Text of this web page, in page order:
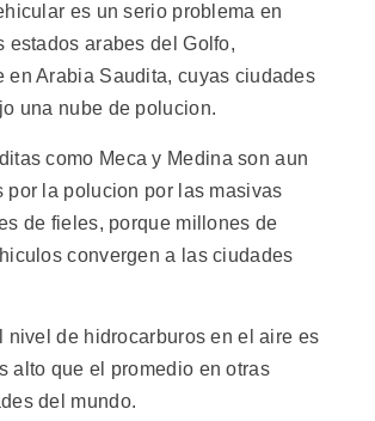
es un serio problema en
estados arabes del Golfo,
en Arabia Saudita, cuyas ciudades
una nube de polucion.
como Meca y Medina son aun
por la polucion por las masivas
de fieles, porque millones de
convergen a las ciudades
nivel de hidrocarburos en el aire es
alto que el promedio en otras
del mundo.